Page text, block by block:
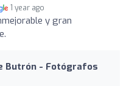
1 year ago
y gran
Butrón - Fotógrafos